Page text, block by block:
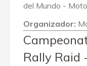
del Mundo -
Organizador:
Rally Raid